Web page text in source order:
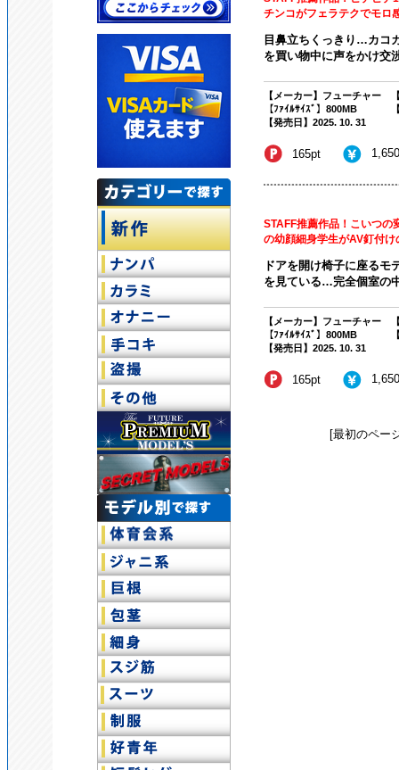
チンコがフェラテクでモロ
目鼻立ちくっきり…カコ
を買い物中に声をかけ交
【メーカー】フューチャー
【ﾌｧｲﾙｻｲｽﾞ】800MB
【発売日】2025. 10. 31
165pt
STAFF推薦作品！こいつの
の幼顔細身学生がAV釘付け
ドアを開け椅子に座る
を見ている…完全個室の
【メーカー】フューチャー
【ﾌｧｲﾙｻｲｽﾞ】800MB
【発売日】2025. 10. 31
165pt
[最初のペー